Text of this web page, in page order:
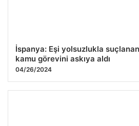
İspanya: Eşi yolsuzlukla
kamu görevini askıya aldı
04/26/2024